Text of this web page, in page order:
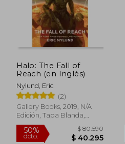
Halo: The Fall of
Reach (en Inglés)
Nylund, Eric
(2)
Gallery Books, 2019, N/A
Edición, Tapa Blanda,
Nuevo